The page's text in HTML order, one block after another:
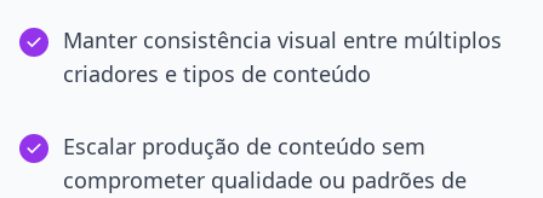
Manter consistência visual entre múltiplos
criadores e tipos de conteúdo
Escalar produção de conteúdo sem
comprometer qualidade ou padrões de